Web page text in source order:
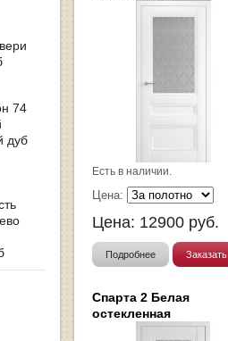
74
дуб
Есть в наличии.
Цена:
Цена: 12900 руб.
Подробнее Заказать
Спарта 2 Белая
остекленная